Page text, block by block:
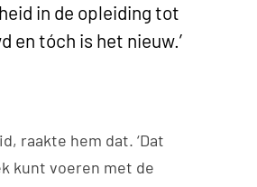
in de opleiding tot
en tóch is het nieuw.’
raakte hem dat. ‘Dat
kunt voeren met de